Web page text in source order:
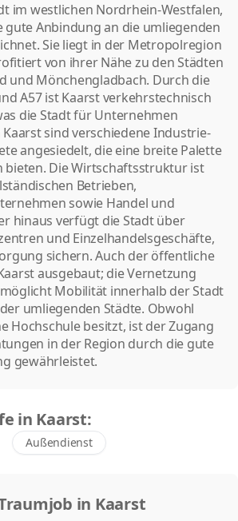
im westlichen Nordrhein-Westfalen,
gute Anbindung an die umliegenden
Sie liegt in der Metropolregion
von ihrer Nähe zu den Städten
und Mönchengladbach. Durch die
A57 ist Kaarst verkehrstechnisch
die Stadt für Unternehmen
sind verschiedene Industrie-
angesiedelt, die eine breite Palette
bieten. Die Wirtschaftsstruktur ist
Betrieben,
sowie Handel und
hinaus verfügt die Stadt über
und Einzelhandelsgeschäfte,
sichern. Auch der öffentliche
ausgebaut; die Vernetzung
Mobilität innerhalb der Stadt
umliegenden Städte. Obwohl
Hochschule besitzt, ist der Zugang
in der Region durch die gute
gewährleistet.
in Kaarst:
Außendienst
in Kaarst